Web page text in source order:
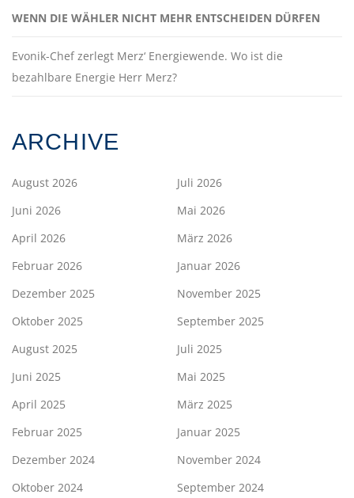
WENN DIE WÄHLER NICHT MEHR ENTSCHEIDEN DÜRFEN
Evonik-Chef zerlegt Merz‘ Energiewende. Wo ist die
bezahlbare Energie Herr Merz?
ARCHIVE
August 2026
Juli 2026
Juni 2026
Mai 2026
April 2026
März 2026
Februar 2026
Januar 2026
Dezember 2025
November 2025
Oktober 2025
September 2025
August 2025
Juli 2025
Juni 2025
Mai 2025
April 2025
März 2025
Februar 2025
Januar 2025
Dezember 2024
November 2024
Oktober 2024
September 2024